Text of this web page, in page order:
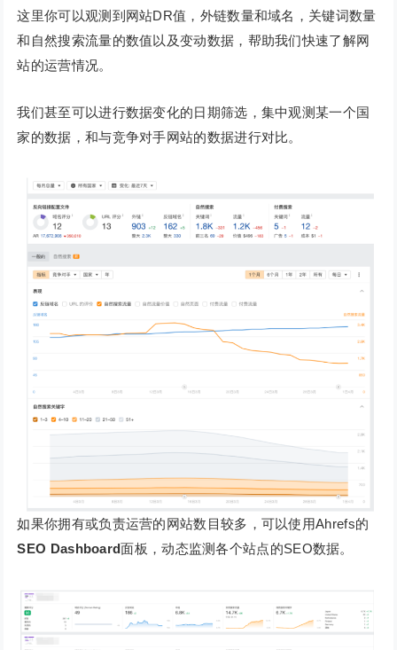
这里你可以观测到网站DR值，外链数量和域名，关键词数量
和自然搜索流量的数值以及变动数据，帮助我们快速了解网
站的运营情况。
我们甚至可以进行数据变化的日期筛选，集中观测某一个国
家的数据，和与竞争对手网站的数据进行对比。
如果你拥有或负责运营的网站数目较多，可以使用Ahrefs的
SEO Dashboard面板，动态监测各个站点的SEO数据。